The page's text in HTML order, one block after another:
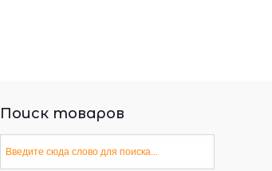
Поиск товаров